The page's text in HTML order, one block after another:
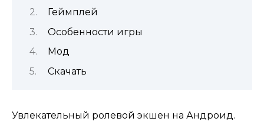
Геймплей
Особенности игры
Мод
Скачать
Увлекательный ролевой экшен на Андроид.